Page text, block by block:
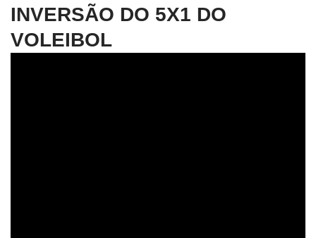
INVERSÃO DO 5X1 DO
VOLEIBOL